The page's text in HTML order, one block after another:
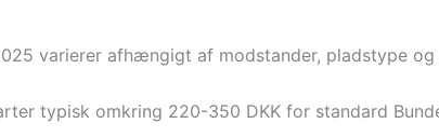
varierer afhængigt af modstander, pladstype og
typisk omkring 220-350 DKK for standard